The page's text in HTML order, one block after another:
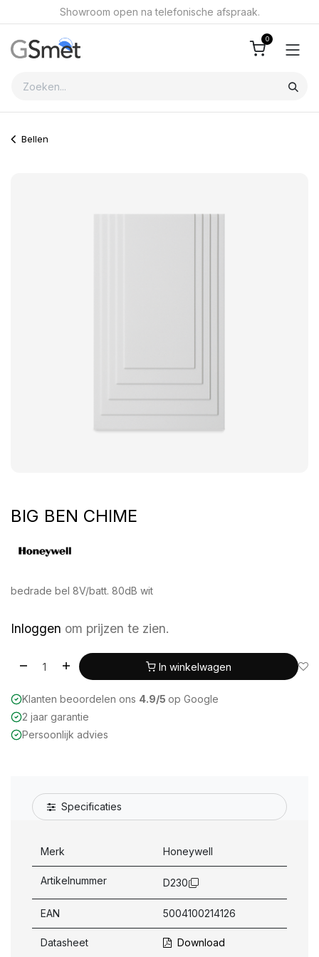
Overslaan naar inhoudShowroom open na telefonische afspraak.
0
Bellen
BIG BEN CHIME
bedrade bel 8V/batt. 80dB wit
Inloggen om prijzen te zien.
In winkelwagen
Klanten beoordelen ons 4.9/5 op Google
2 jaar garantie
Persoonlijk advies
Specificaties
Merk Honeywell
Artikelnummer D230
EAN 5004100214126
Datasheet Download